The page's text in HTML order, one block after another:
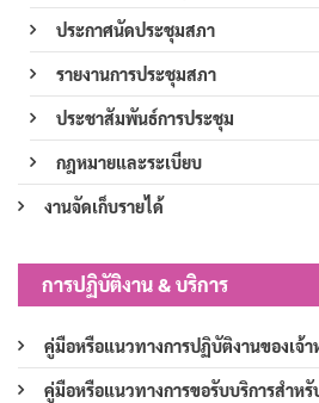
ประกาศนัดประชุมสภา
รายงานการประชุมสภา
ประชาสัมพันธ์การประชุม
กฎหมายและระเบียบ
งานจัดเก็บรายได้
การปฏิบัติงาน & บริการ
คู่มือหรือแนวทางการปฏิบัติงานของเจ้
คู่มือหรือแนวทางการขอรับบริการสำห